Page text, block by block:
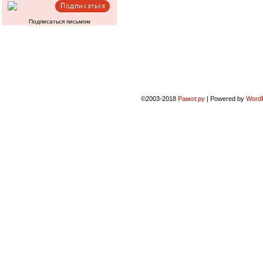
Подписаться письмом
©2003-2018 Рамот.ру | Powered by